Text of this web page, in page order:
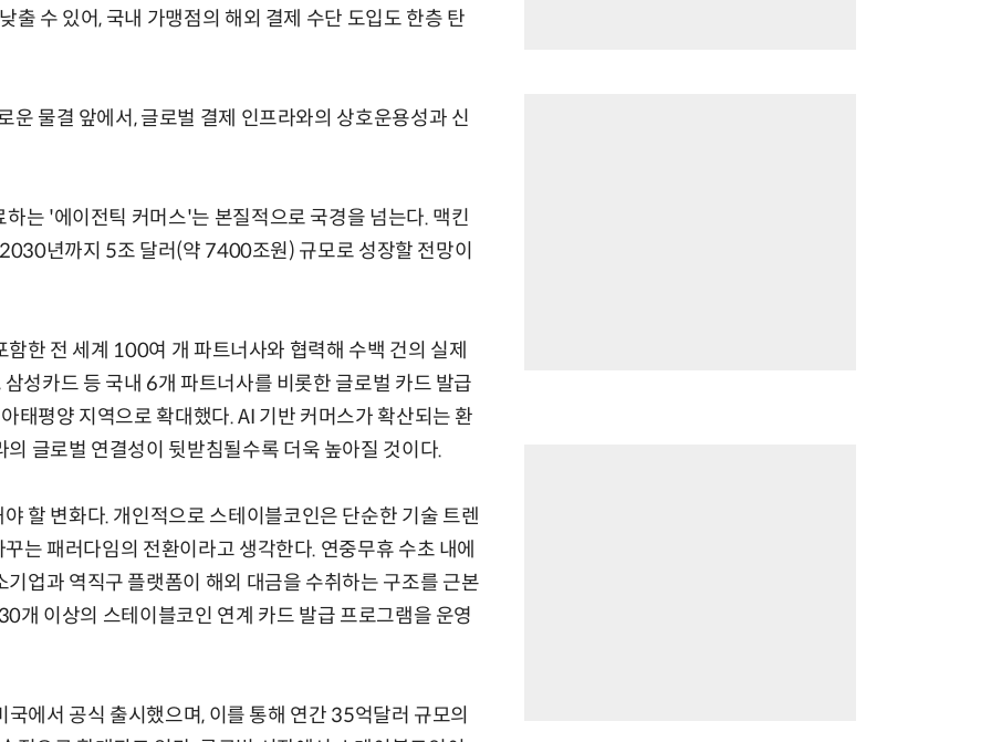
출 수 있어, 국내 가맹점의 해외 결제 수단 도입도 한층 탄
물결 앞에서, 글로벌 결제 인프라와의 상호운용성과 신
는 '에이전틱 커머스'는 본질적으로 국경을 넘는다. 맥킨
년까지 5조 달러(약 7400조원) 규모로 성장할 전망이
한 전 세계 100여 개 파트너사와 협력해 수백 건의 실제
성카드 등 국내 6개 파트너사를 비롯한 글로벌 카드 발급
태평양 지역으로 확대했다. AI 기반 커머스가 확산되는 환
글로벌 연결성이 뒷받침될수록 더욱 높아질 것이다.
할 변화다. 개인적으로 스테이블코인은 단순한 기술 트렌
는 패러다임의 전환이라고 생각한다. 연중무휴 수초 내에
업과 역직구 플랫폼이 해외 대금을 수취하는 구조를 근본
개 이상의 스테이블코인 연계 카드 발급 프로그램을 운영
에서 공식 출시했으며, 이를 통해 연간 35억달러 규모의